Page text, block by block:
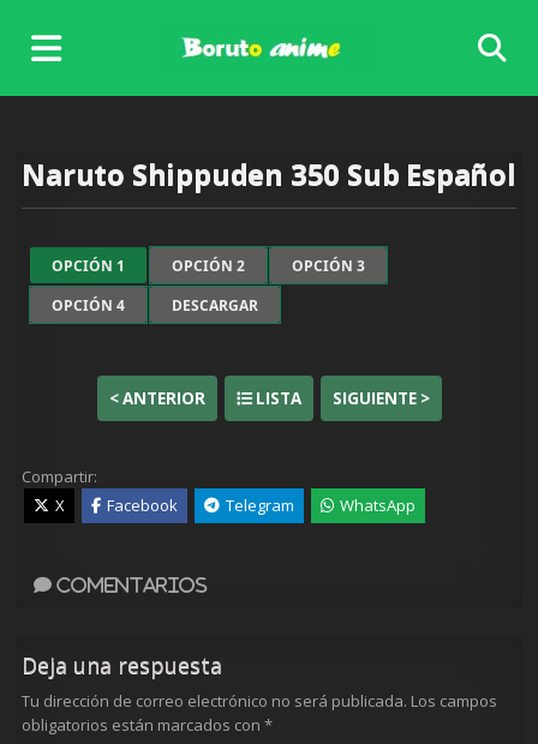
content
Naruto Shippuden 350 Sub Español
OPCIÓN 1 OPCIÓN 2
OPCIÓN 3
OPCIÓN 4
DESCARGAR
< ANTERIOR LISTA SIGUIENTE >
Compartir:
X
Facebook Telegram WhatsApp
Comentarios
Deja una respuesta
Tu dirección de correo electrónico no será publicada. Los campos
obligatorios están marcados con*